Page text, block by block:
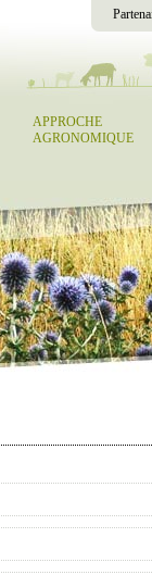
APPROCHE
AGRONOMIQUE